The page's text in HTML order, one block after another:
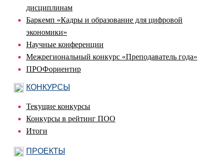
дисциплинам
Баркемп «Кадры и образование для цифровой
экономики»
Научные конференции
Межрегиональный конкурс «Преподаватель года»
ПРОФориентир
КОНКУРСЫ
Текущие конкурсы
Конкурсы в рейтинг ПОО
Итоги
ПРОЕКТЫ